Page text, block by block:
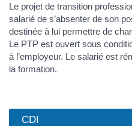
Le projet de transition
salarié de s’absenter de son
destinée à lui permettre de
Le PTP est ouvert sous
à l’employeur. Le salarié est
la formation.
CDI